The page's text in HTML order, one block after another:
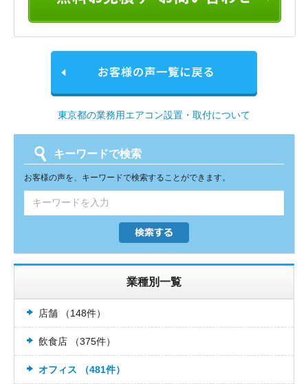
東京都の業務用エアコン設置・取付について
キーワードで検索
お客様の声を、キーワードで検索することができます。
業種別一覧
店舗 （148件）
飲食店 （375件）
オフィス （481件）